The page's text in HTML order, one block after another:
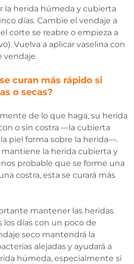
la herida húmeda y cubierta
días. Cambie el vendaje a
corte se reabre o empieza a
Vuelva a aplicar vaselina con
vendaje.
curan más rápido si
o secas?
de lo que haga, su herida
o sin costra —la cubierta
piel forma sobre la herida—.
mantiene la herida cubierta y
probable que se forme una
costra, esta se curará más
mantener las heridas
los días con un poco de
seco mantendrá la
alejadas y ayudará a
húmeda, especialmente si